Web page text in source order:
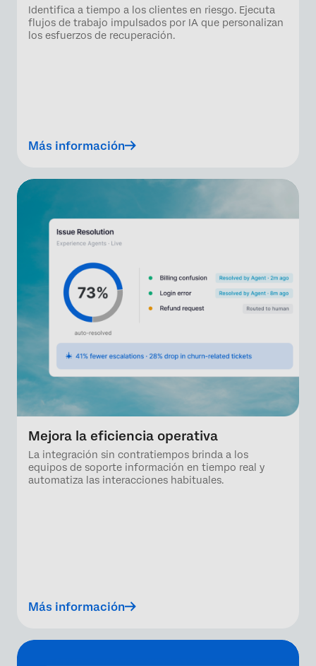
Identifica a tiempo a los clientes en riesgo. Ejecuta
flujos de trabajo impulsados por IA que personalizan
los esfuerzos de recuperación.
Más información
Mejora la eficiencia operativa
La integración sin contratiempos brinda a los
equipos de soporte información en tiempo real y
automatiza las interacciones habituales.
Más información